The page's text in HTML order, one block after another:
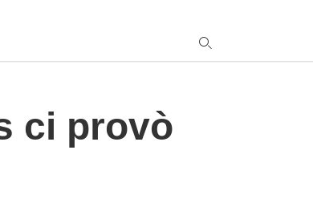
ci provò